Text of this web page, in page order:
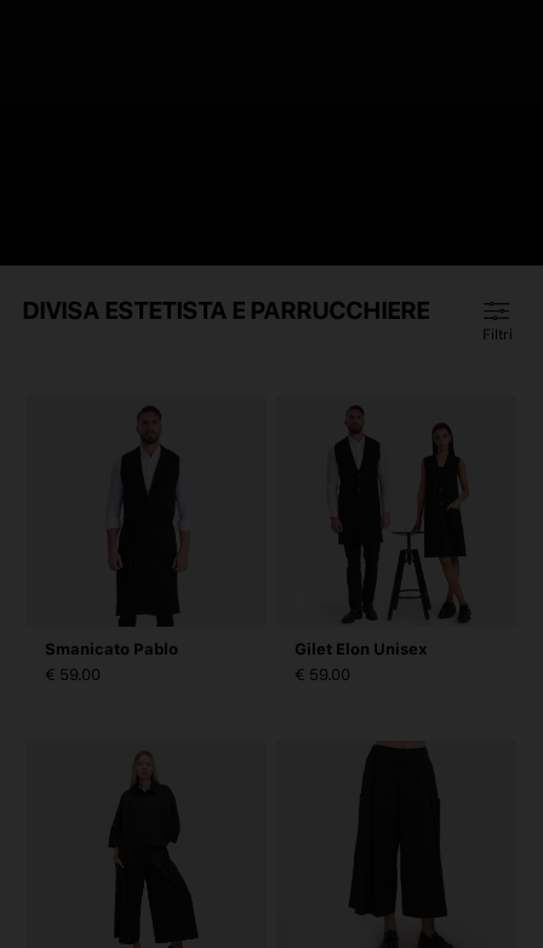
DIVISA ESTETISTA E PARRUCCHIERE
Filtri
Smanicato Pablo
€ 59.00
Gilet Elon Unisex
€ 59.00